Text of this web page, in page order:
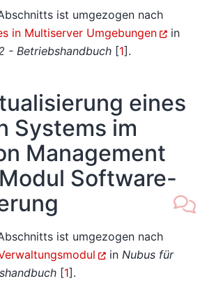
ist umgezogen nach
in Multiserver Umgebungen
in
- Betriebshandbuch [1].
eines
Systems im
Management
Software-
ist umgezogen nach
in Nubus für
[1] .